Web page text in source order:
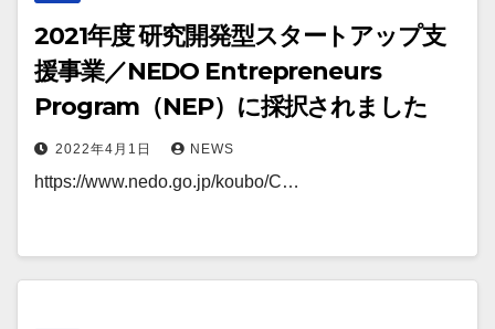
2021年度 研究開発型スタートアップ支
援事業／NEDO Entrepreneurs
Program（NEP）に採択されました
2022年4月1日 NEWS
https://www.nedo.go.jp/koubo/C…